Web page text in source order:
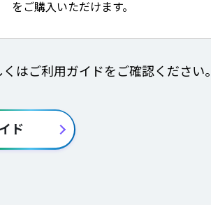
をご購入いただけます。
はご利用ガイドをご確認ください。
ド